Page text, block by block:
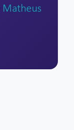
Matheus